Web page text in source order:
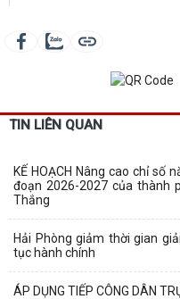
TIN LIÊN QUAN
KẾ HOẠCH Nâng cao chỉ số
đoạn 2026-2027 của thành
Thắng
Hải Phòng giảm thời gian
tục hành chính
ÁP DỤNG TIẾP CÔNG DÂN